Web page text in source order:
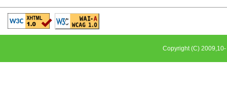
Copyright (C)